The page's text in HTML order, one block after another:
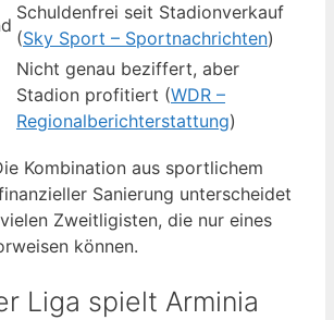
Schuldenfrei seit Stadionverkauf
(Sky Sport – Sportnachrichten)
Nicht genau beziffert, aber
Stadion profitiert (WDR –
Regionalberichterstattung)
Kombination aus sportlichem
Sanierung unterscheidet
Zweitligisten, die nur eines
können.
Liga spielt Arminia